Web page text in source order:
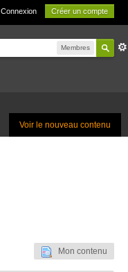
Connexion Créer un compte
Membres
Voir le nouveau contenu
Mon contenu